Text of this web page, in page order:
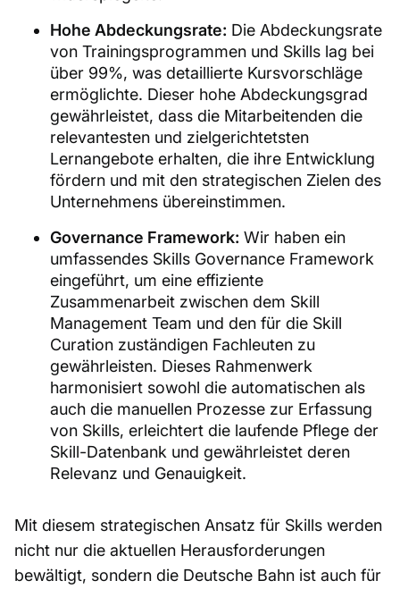
Hohe Abdeckungsrate: Die Abdeckungsrate
von Trainingsprogrammen und Skills lag bei
über 99%, was detaillierte Kursvorschläge
ermöglichte. Dieser hohe Abdeckungsgrad
gewährleistet, dass die Mitarbeitenden die
relevantesten und zielgerichtetsten
Lernangebote erhalten, die ihre Entwicklung
fördern und mit den strategischen Zielen des
Unternehmens übereinstimmen.
Governance Framework: Wir haben ein
umfassendes Skills Governance Framework
eingeführt, um eine effiziente
Zusammenarbeit zwischen dem Skill
Management Team und den für die Skill
Curation zuständigen Fachleuten zu
gewährleisten. Dieses Rahmenwerk
harmonisiert sowohl die automatischen als
auch die manuellen Prozesse zur Erfassung
von Skills, erleichtert die laufende Pflege der
Skill-Datenbank und gewährleistet deren
Relevanz und Genauigkeit.
Mit diesem strategischen Ansatz für Skills werden
nicht nur die aktuellen Herausforderungen
bewältigt, sondern die Deutsche Bahn ist auch für